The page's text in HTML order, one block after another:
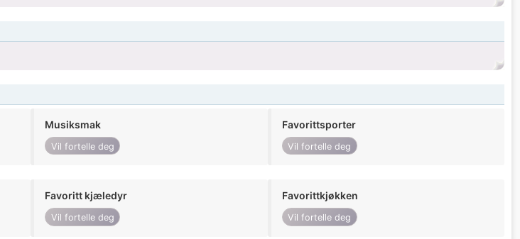
Musiksmak
Vil fortelle deg
Favorittsporter
Vil fortelle deg
Favoritt kjæledyr
Vil fortelle deg
Favorittkjøkken
Vil fortelle deg